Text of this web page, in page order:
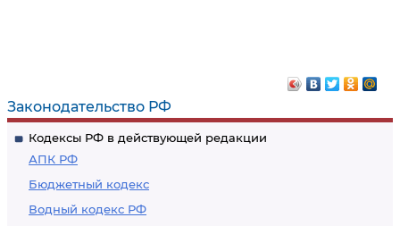
Законодательство РФ
Кодексы РФ в действующей редакции
АПК РФ
Бюджетный кодекс
Водный кодекс РФ